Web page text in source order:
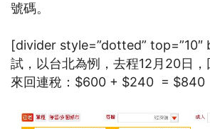
號碼。
[divider style=”dotted” top=”10″
試，以台北為㤡，去程12月20日，
來回連稅：$600 + $240 = $840